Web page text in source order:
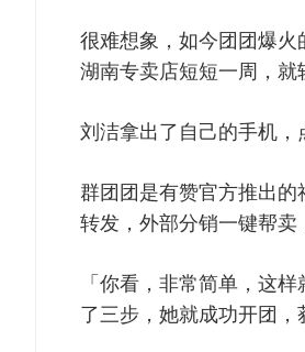
很难想象，如今团团爆
湖南专卖店短短一周，就
刘洁拿出了自己的手机，
群团团是有赞官方推出
转发，外部分销一键帮卖
「你看，非常简单，这
了三步，她就成功开团，